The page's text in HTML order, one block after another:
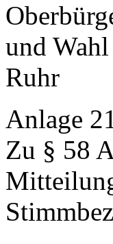
und
Ruhr
Anlage
Zu § 58